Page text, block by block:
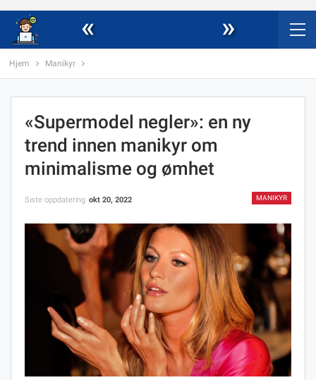
« »
Hjem Manikyr
«Supermodel negler»: en ny
trend innen manikyr om
minimalisme og ømhet
MANIKYR
Siste oppdatering okt 20, 2022